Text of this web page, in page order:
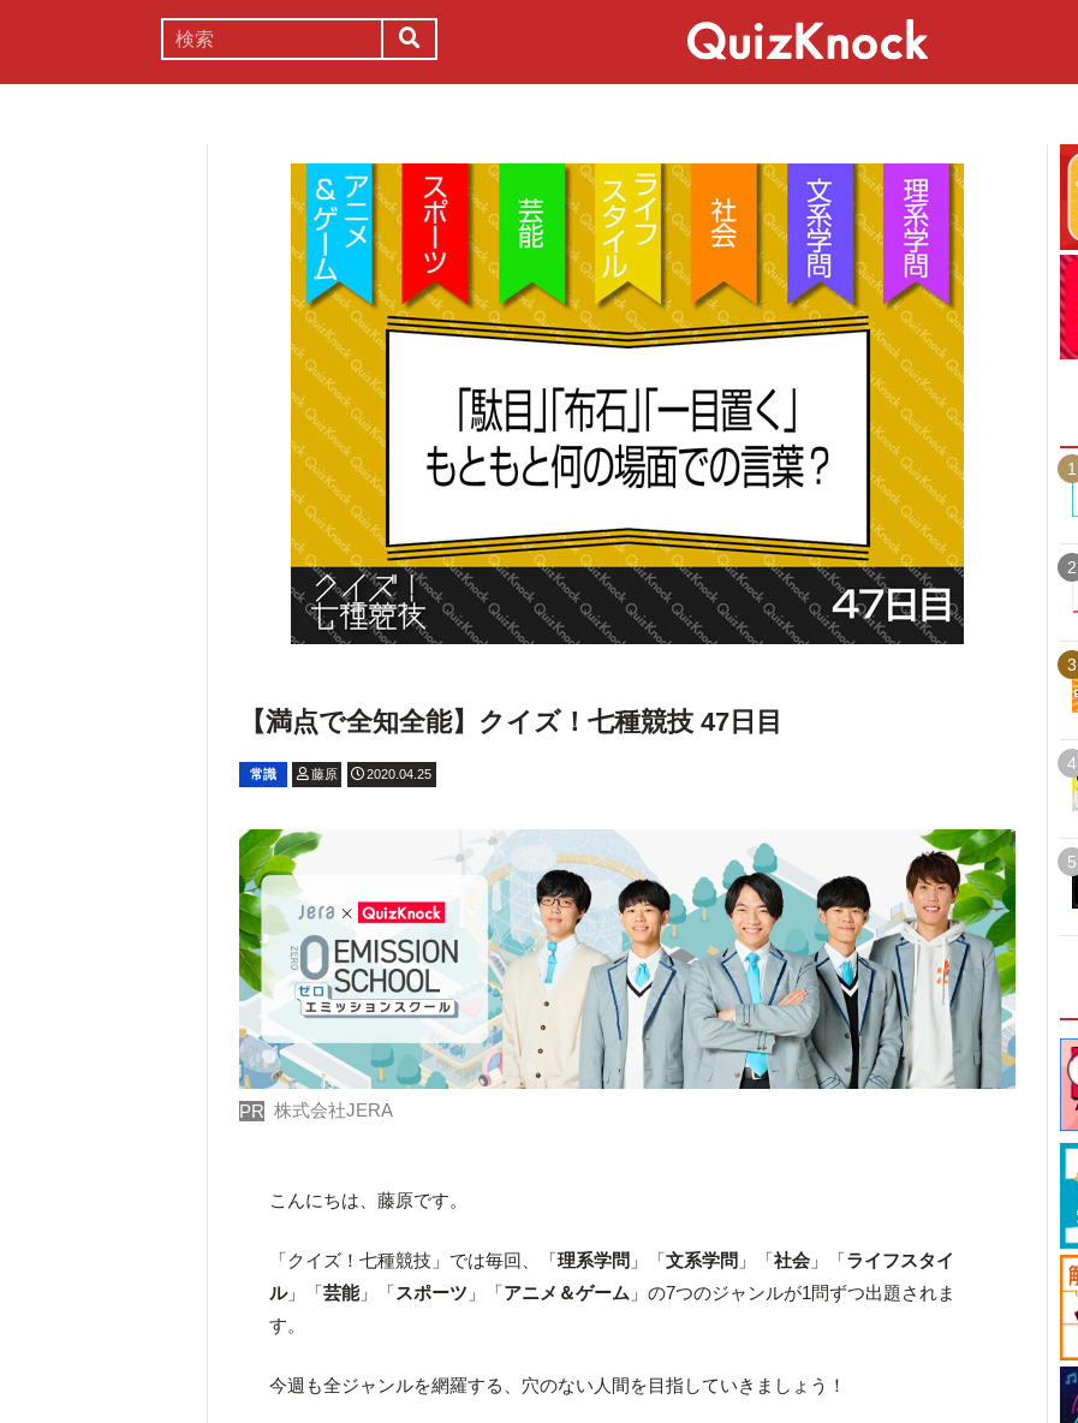
【満点で全知全能】クイズ！七種競技 47日目
常識 藤原 2020.04.25
PR 株式会社JERA
こんにちは、藤原です。
「クイズ！七種競技」では毎回、「理系学問 」「文系学問 」「社会 」「ライフスタイ
ル」「芸能」「スポーツ 」「アニメ＆ゲーム 」の7つのジャンルが1問ずつ出題されま
す。
今週も全ジャンルを網羅する、穴のない人間を目指していきましょう！
1
2
3
4
5